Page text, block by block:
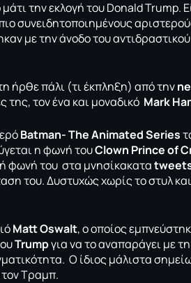
την εκλογή του Donald Trump.
συνειδητοποιημένους
με την άνοδο του αντιδραστικού
ήρθε πάλι (τι έκπληξη) από την
της, τον ένα και μοναδικό Mark
Βatman- The Αnimated Series
η φωνή τουClown Prince of
φωνή του στα μνησίκακατα
του. Δυστυχώς χωρίς το στυλ
Matt Oswalt, ο οποίος
Trumpγια να το αναπαράγει με
Ο ίδιος μάλιστα
Τραμπ.